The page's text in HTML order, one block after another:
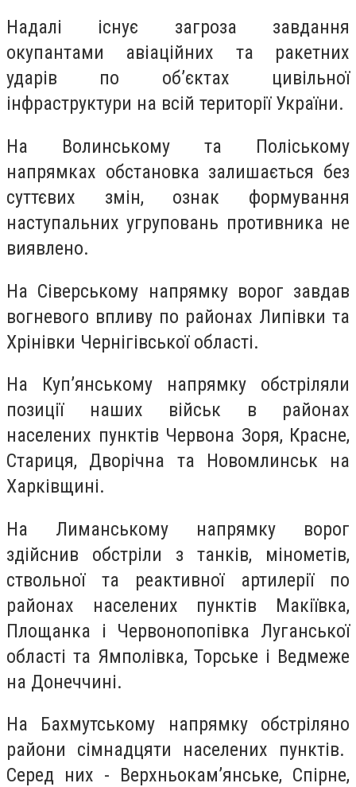
Надалі існує загроза завдання
окупантами авіаційних та ракетних
ударів по об’єктах цивільної
інфраструктури на всій території України.
На Волинському та Поліському
напрямках обстановка залишається без
суттєвих змін, ознак формування
наступальних угруповань противника не
виявлено.
На Сіверському напрямку ворог завдав
вогневого впливу по районах Липівки та
Хрінівки Чернігівської області.
На Куп’янському напрямку обстріляли
позиції наших військ в районах
населених пунктів Червона Зоря, Красне,
Стариця, Дворічна та Новомлинськ на
Харківщині.
На Лиманському напрямку ворог
здійснив обстріли з танків, мінометів,
ствольної та реактивної артилерії по
районах населених пунктів Макіївка,
Площанка і Червонопопівка Луганської
області та Ямполівка, Торське і Ведмеже
на Донеччині.
На Бахмутському напрямку обстріляно
райони сімнадцяти населених пунктів.
Серед них - Верхньокам’янське, Спірне,